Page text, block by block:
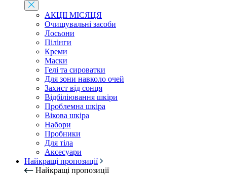
АКЦІІ МІСЯЦЯ
Очищувальні засоби
Лосьони
Пілінги
Креми
Маски
Гелі та сироватки
Для зони навколо очей
Захист від сонця
Відбіліювання шкіри
Проблемна шкіра
Вікова шкіра
Набори
Пробники
Для тіла
Аксесуари
Найкращі пропозиції
Найкращі пропозиції